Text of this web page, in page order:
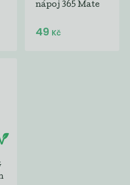
nápoj 365 Mate
49 Kč